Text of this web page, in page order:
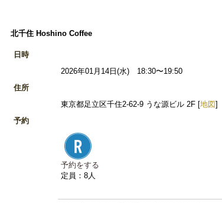
北千住 Hoshino Coffee
日時
2026年01月14日(水) 18:30〜19:50
住所
東京都足立区千住2-62-9 うな源ビル 2F [地図]
予約
予約をする
定員：8人